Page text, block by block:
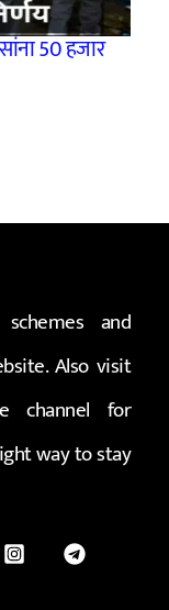
50 हजार
and
Also visit
channel for
way to stay